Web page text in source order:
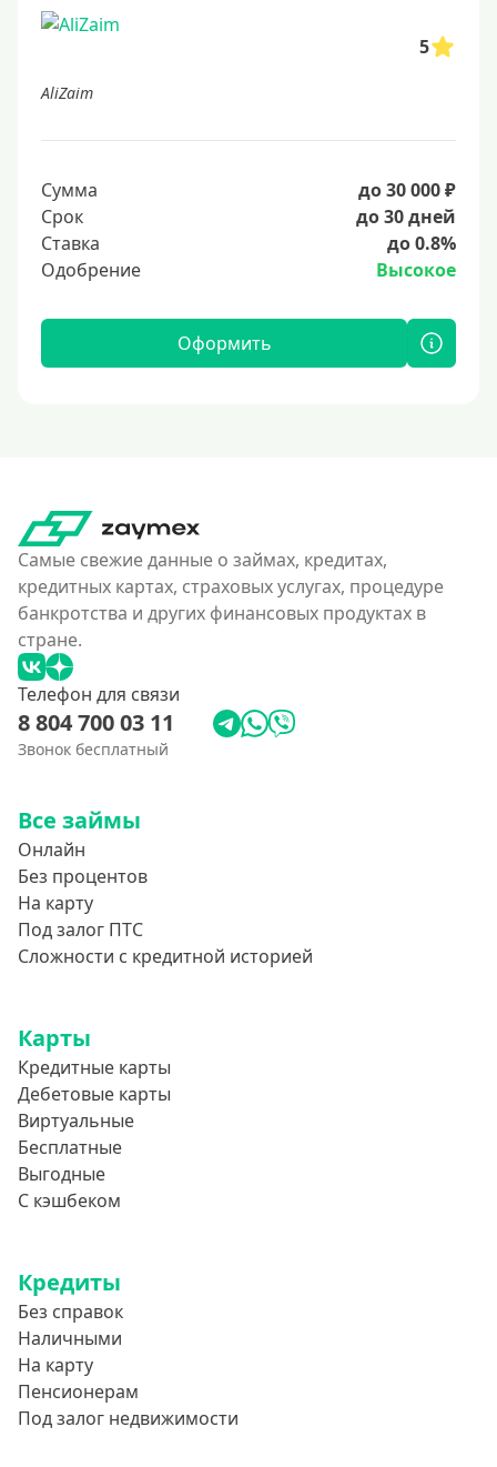
5
AliZaim
Сумма
до 30 000 ₽
Срок
до 30 дней
Ставка
до 0.8%
Одобрение
Высокое
Оформить
Самые свежие данные о займах, кредитах,
кредитных картах, страховых услугах, процедуре
банкротства и других финансовых продуктах в
стране.
Телефон для связи
8 804 700 03 11
Звонок бесплатный
Все займы
Онлайн
Без процентов
На карту
Под залог ПТС
Сложности с кредитной историей
Карты
Кредитные карты
Дебетовые карты
Виртуальные
Бесплатные
Выгодные
С кэшбеком
Кредиты
Без справок
Наличными
На карту
Пенсионерам
Под залог недвижимости